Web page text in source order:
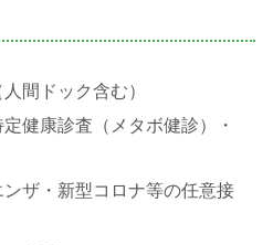
間ドック含む）
健康診査（メタボ健診）・
ザ・新型コロナ等の任意接